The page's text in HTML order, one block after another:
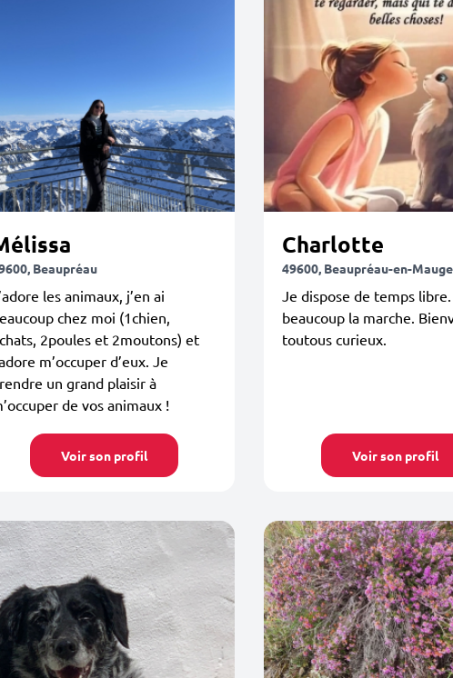
Beaupréau
les animaux, j’en ai
chez moi (1chien,
2poules et 2moutons) et
m’occuper d’eux. Je
un grand plaisir à
de vos animaux !
Voir son profil
Charlotte
49600, Beaupréau-en-
Je dispose de temps
beaucoup la marche.
toutous curieux.
Voir son profil